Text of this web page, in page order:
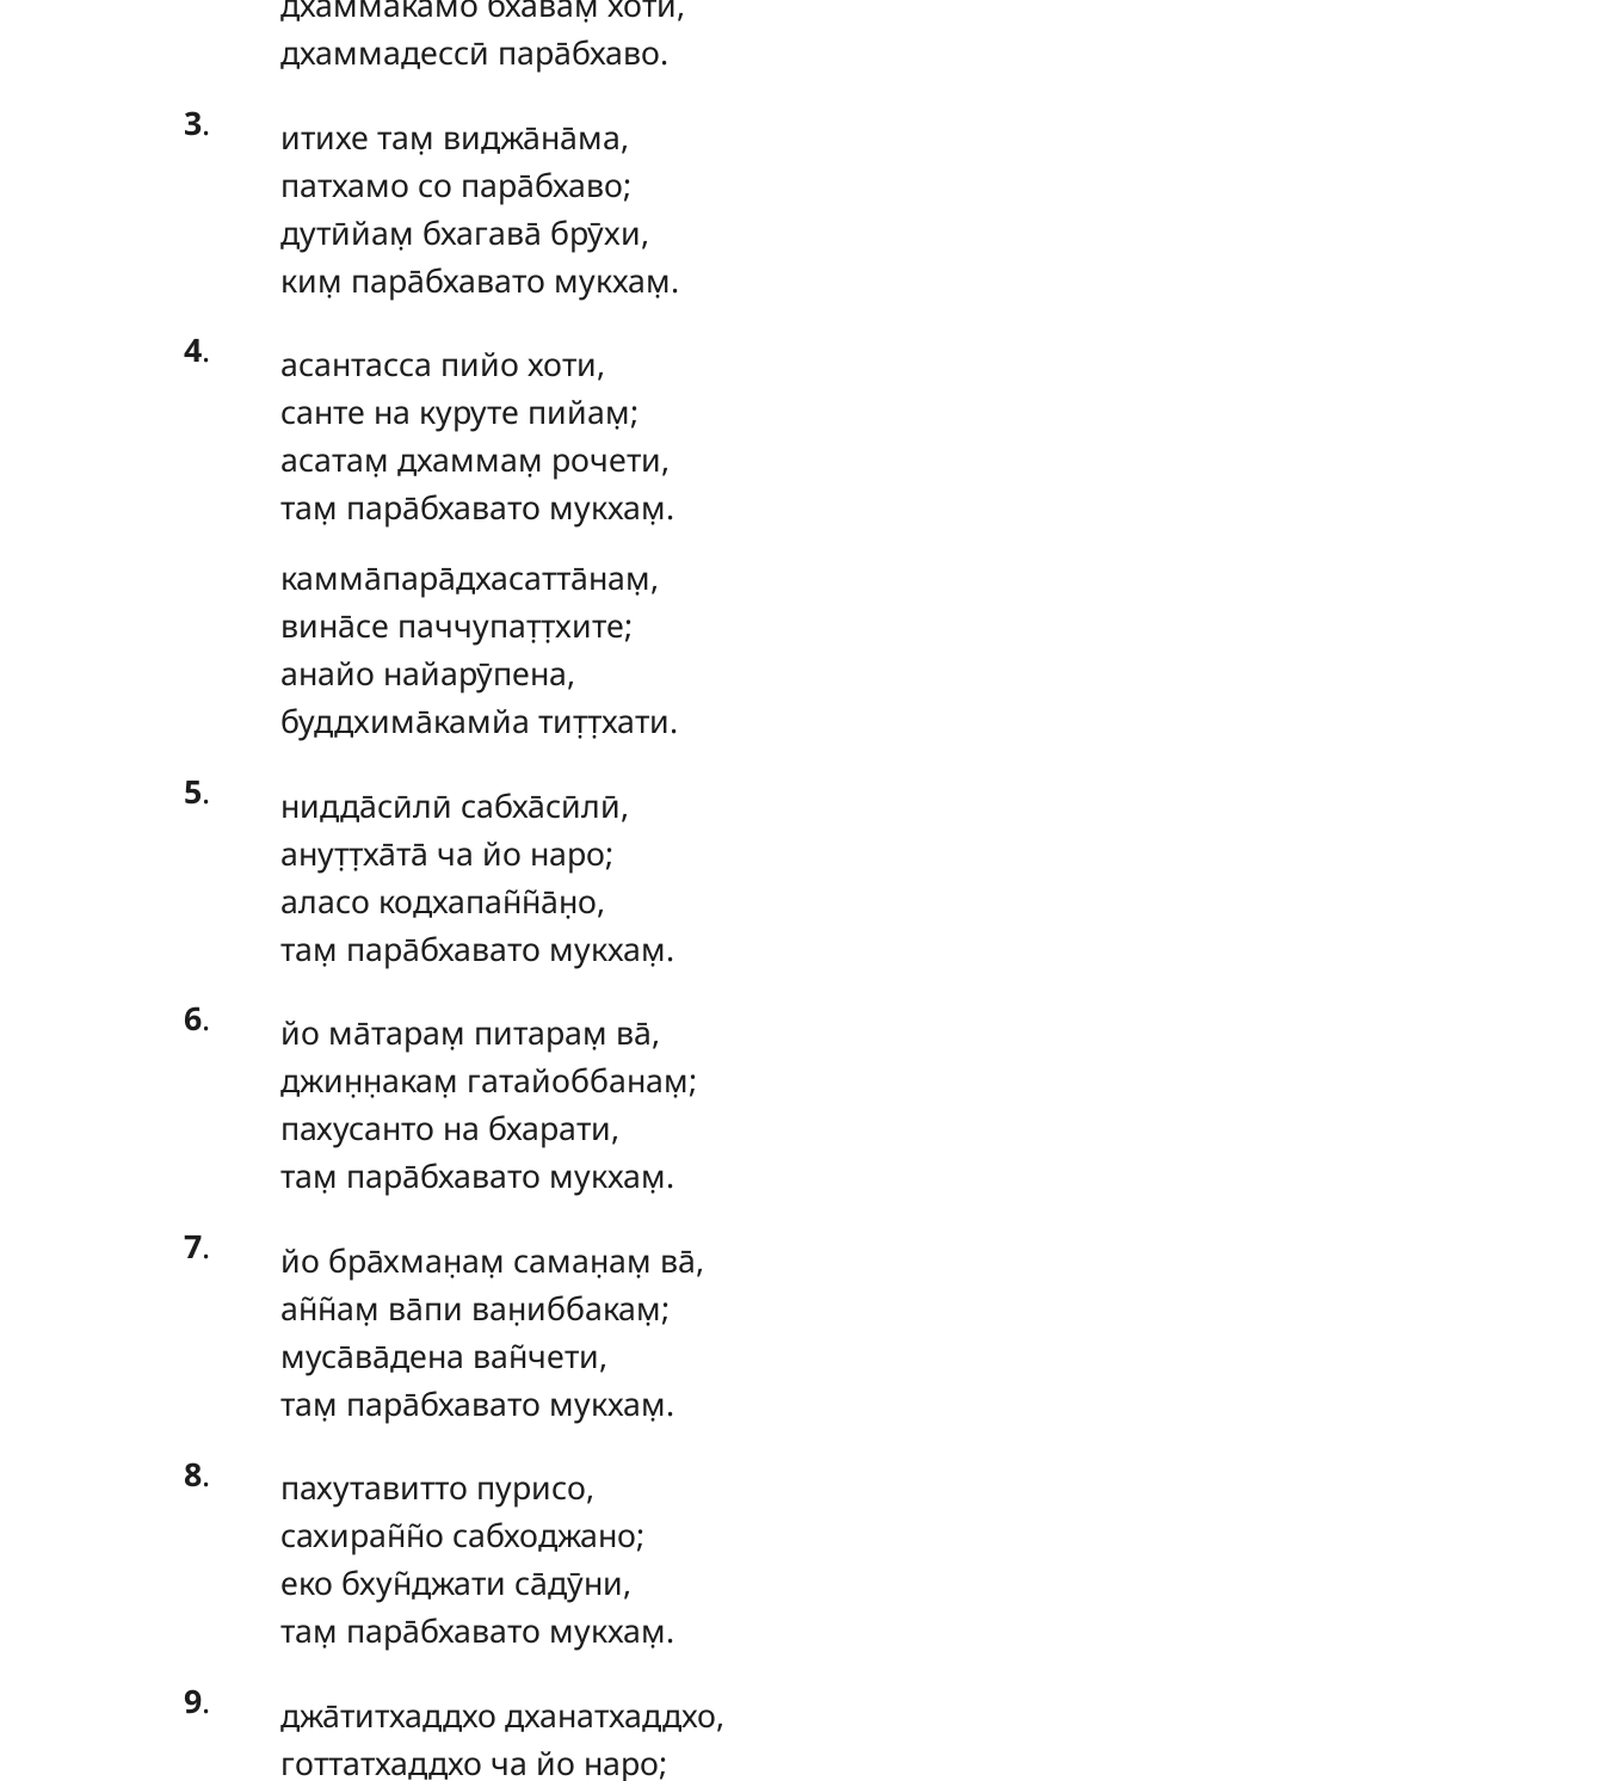
дхаммадессӣ пара̄бхаво.
3. итихе там̣ виджа̄на̄ма,
патхамо со пара̄бхаво;
дутӣйам̣ бхагава̄ брӯхи,
ким̣ пара̄бхавато мукхам̣.
4. асантасса пийо хоти,
санте на куруте пийам̣;
асатам̣ дхаммам̣ рочети,
там̣ пара̄бхавато мукхам̣.
камма̄пара̄дхасатта̄нам̣,
вина̄се паччупат̣т̣хите;
анайо найарӯпена,
буддхима̄камйа тит̣т̣хати.
5. нидда̄сӣлӣ сабха̄сӣлӣ,
анут̣т̣ха̄та̄ ча йо наро;
аласо кодхапан̃н̃а̄н̣о,
там̣ пара̄бхавато мукхам̣.
6. йо ма̄тарам̣ питарам̣ ва̄,
джин̣н̣акам̣ гатайоббанам̣;
пахусанто на бхарати,
там̣ пара̄бхавато мукхам̣.
7. йо бра̄хман̣ам̣ саман̣ам̣ ва̄,
ан̃н̃ам̣ ва̄пи ван̣иббакам̣;
муса̄ва̄дена ван̃чети,
там̣ пара̄бхавато мукхам̣.
8. пахутавитто пурисо,
сахиран̃н̃о сабходжано;
еко бхун̃джати са̄дӯни,
там̣ пара̄бхавато мукхам̣.
9. джа̄титхаддхо дханатхаддхо,
готтатхаддхо ча йо наро;